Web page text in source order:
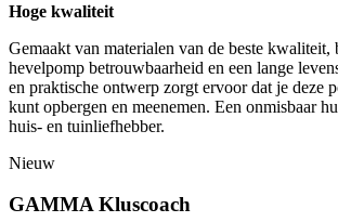
Hoge kwaliteit
Gemaakt van materialen van de beste kwaliteit,
hevelpomp betrouwbaarheid en een lange
en praktische ontwerp zorgt ervoor dat je deze
kunt opbergen en meenemen. Een onmisbaar
huis- en tuinliefhebber.
Nieuw
GAMMA Kluscoach